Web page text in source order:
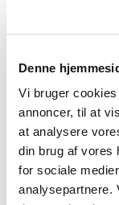
Denne
Vi bruger
annoncer, til at
at analysere
din brug af vores
for sociale
analysepartnere.
du allerede har
Resolute er
nøglen for at låse
den medfølgende
universel og
du kan skifte låse.
Nøglerne til